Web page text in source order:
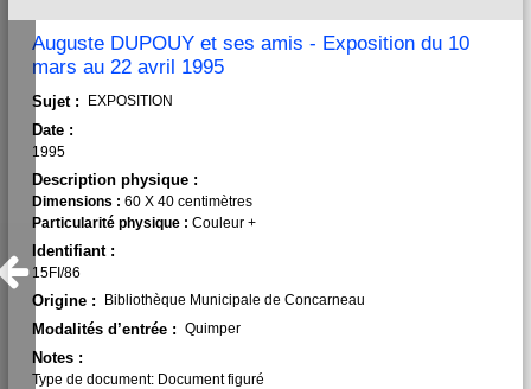
Auguste DUPOUY et ses amis - Exposition du 10
mars au 22 avril 1995
Sujet : EXPOSITION
Date :
1995
Description physique :
Dimensions : 60 X 40 centimètres
Particularité physique : Couleur +
Identifiant :
15FI/86
Origine : Bibliothèque Municipale de Concarneau
Modalités d’entrée : Quimper
Notes :
Type de document: Document figuré